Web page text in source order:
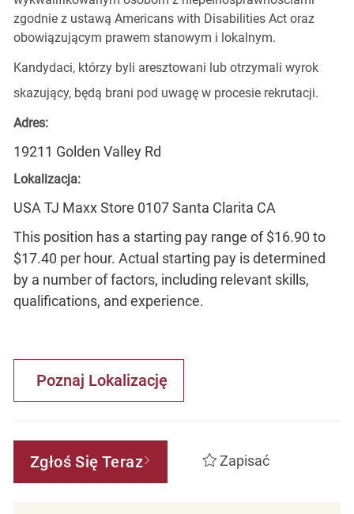
zgodnie z ustawą Americans with Disabilities Act oraz
obowiązującym prawem stanowym i lokalnym.
Kandydaci, którzy byli aresztowani lub otrzymali wyrok
skazujący, będą brani pod uwagę w procesie rekrutacji.
Adres:
19211 Golden Valley Rd
Lokalizacja:
USA TJ Maxx Store 0107 Santa Clarita CA
This position has a starting pay range of $16.90 to
$17.40 per hour. Actual starting pay is determined
by a number of factors, including relevant skills,
qualifications, and experience.
Poznaj Lokalizację
Zgłoś Się Teraz Zapisać